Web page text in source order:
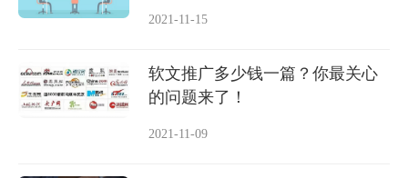
2021-11-15
软文推广多少钱一篇？你最关心
的问题来了！
2021-11-09